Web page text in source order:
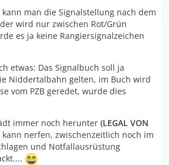
kann man die Signalstellung nach dem
wird nur zwischen Rot/Grün
es ja keine Rangiersignalzeichen
etwas: Das Signalbuch soll ja
Niddertalbahn gelten, im Buch wird
vom PZB geredet, wurde dies
immer noch herunter (LEGAL VON
kann nerfen, zwischenzeitlich noch im
und Notfallausrüstung